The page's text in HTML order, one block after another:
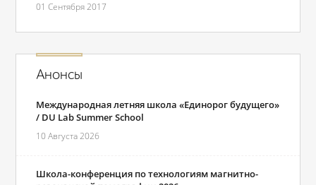
01 Сентября 2017
Анонсы
Международная летняя школа «Единорог будущего»
/ DU Lab Summer School
10 Августа 2026
Школа-конференция по технологиям магнитно-